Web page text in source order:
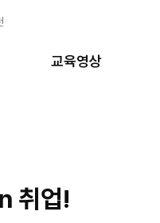
교육영상
취업!